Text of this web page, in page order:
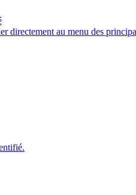
directement au menu des